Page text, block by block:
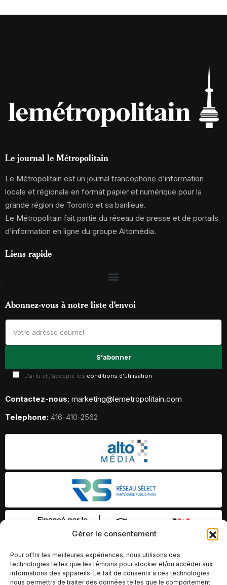
Gérer le consentement
Pour offrir les meilleures expériences, nous utilisons des
technologies telles que les témoins pour stocker et/ou accéder aux
informations des appareils. Le fait de consentir à ces technologies
nous permettra de traiter des données telles que le comportement
Le journal le Métropolitain
Le Métropolitain est un journal francophone d’information
locale et régionale en format papier et numérique pour la
grande région de Toronto et sa banlieue.
Le Métropolitain fait partie du réseau de presse et de portails
d’information en ligne du groupe Altomédia.
Liens rapide
Abonnez-vous à notre liste d’envoi
J'ai lu et j'accepte les conditions d'utilisation
Contactez-nous: marketing@lemetropolitain.com
Telephone: 416-410-2562